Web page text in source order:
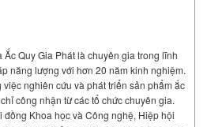
Quy Gia Phát là chuyên gia trong lĩnh
năng lượng với hơn 20 năm kinh nghiệm.
nghiên cứu và phát triển sản phẩm ắc
công nhận từ các tổ chức chuyên gia.
Khoa học và Công nghệ, Hiệp hội